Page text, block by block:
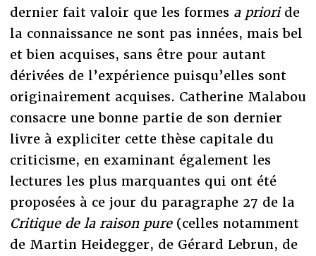
dernier fait valoir que les formes a priori de
la connaissance ne sont pas innées, mais bel
et bien acquises, sans être pour autant
dérivées de l’expérience puisqu’elles sont
originairement acquises. Catherine Malabou
consacre une bonne partie de son dernier
livre à expliciter cette thèse capitale du
criticisme, en examinant également les
lectures les plus marquantes qui ont été
proposées à ce jour du paragraphe 27 de la
Critique de la raison pure(celles notamment
de Martin Heidegger, de Gérard Lebrun, de